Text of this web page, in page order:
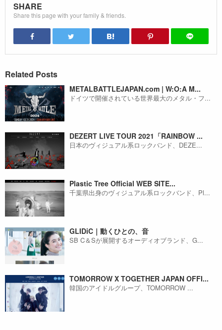
SHARE
Share this page with your family & friends.
Related Posts
METALBATTLEJAPAN.com | W:O:A M...
ドイツで開催されている世界最大のメタル・フ...
DEZERT LIVE TOUR 2021「RAINBOW ...
日本のヴィジュアル系ロックバンド、DEZE...
Plastic Tree Official WEB SITE...
千葉県出身のヴィジュアル系ロックバンド、Pl...
GLIDiC｜動くひとの、音
SB C＆Sが展開するオーディオブランド、G...
TOMORROW X TOGETHER JAPAN OFFI...
韓国のアイドルグループ、TOMORROW ...